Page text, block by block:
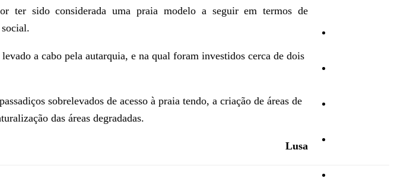
ter sido considerada uma praia modelo a seguir em termos de
a cabo pela autarquia, e na qual foram investidos cerca de dois
sobrelevados de acesso à praia tendo, a criação de áreas de
das áreas degradadas.
Lusa